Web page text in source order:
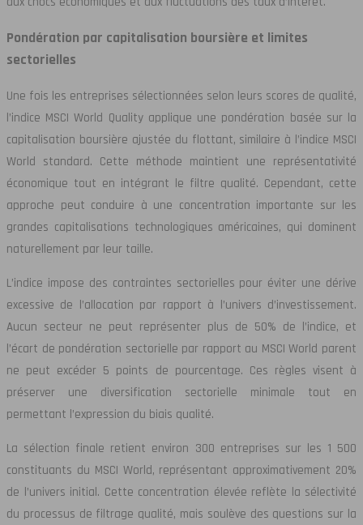
Pondération par capitalisation boursière et limites
sectorielles
Une fois les entreprises sélectionnées selon leurs scores de qualité,
l’indice MSCI World Quality applique une pondération basée sur la
capitalisation boursière ajustée du flottant, similaire à l’indice MSCI
World standard. Cette méthode maintient une représentativité
économique tout en intégrant le filtre qualité. Cependant, cette
approche peut conduire à une concentration importante sur les
grandes capitalisations technologiques américaines, qui dominent
naturellement par leur taille.
L’indice impose des contraintes sectorielles pour éviter une dérive
excessive de l’allocation par rapport à l’univers d’investissement.
Aucun secteur ne peut représenter plus de 50% de l’indice, et
l’écart de pondération sectorielle par rapport au MSCI World parent
ne peut excéder 5 points de pourcentage. Ces règles visent à
préserver une diversification sectorielle minimale tout en
permettant l’expression du biais qualité.
La sélection finale retient environ 300 entreprises sur les 1 500
constituants du MSCI World, représentant approximativement 20%
de l’univers initial. Cette concentration élevée reflète la sélectivité
du processus de filtrage qualité, mais soulève des questions sur la